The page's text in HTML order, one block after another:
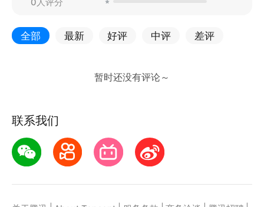
0人评分
全部 最新 好评 中评 差评
联系我们